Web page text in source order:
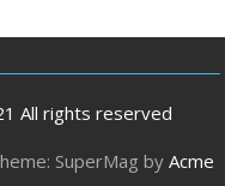
All rights reserved
SuperMag byAcme